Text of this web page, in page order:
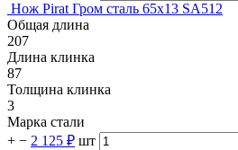
Нож Pirat Гром сталь 65х13 SA512
Общая длина
207
Длина клинка
87
Толщина клинка
3
Марка стали
+ − 2 125 ₽ шт